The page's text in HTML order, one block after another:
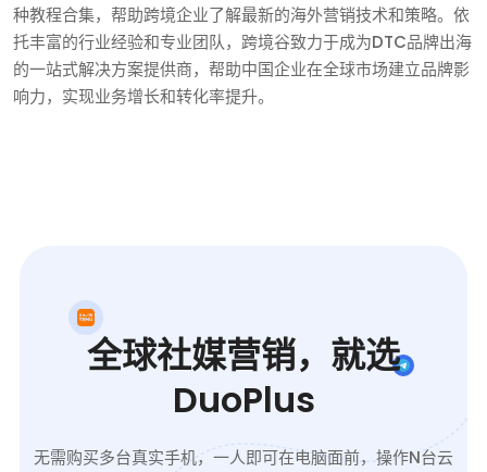
种教程合集，帮助跨境企业了解最新的海外营销技术和策略。依
托丰富的行业经验和专业团队，跨境谷致力于成为DTC品牌出海
的一站式解决方案提供商，帮助中国企业在全球市场建立品牌影
响力，实现业务增长和转化率提升。
全球社媒营销，就选
DuoPlus
无需购买多台真实手机，一人即可在电脑面前，操作N台云